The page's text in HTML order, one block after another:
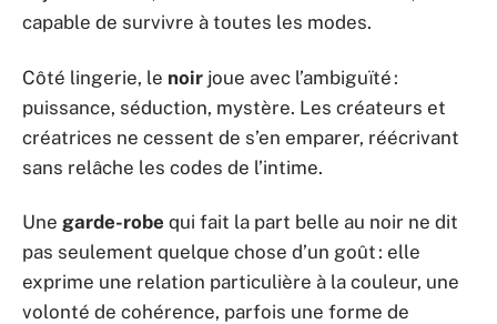
capable de survivre à toutes les modes.
Côté lingerie, le noir joue avec l’ambiguïté :
puissance, séduction, mystère. Les créateurs et
créatrices ne cessent de s’en emparer, réécrivant
sans relâche les codes de l’intime.
Une garde-robe qui fait la part belle au noir ne dit
pas seulement quelque chose d’un goût : elle
exprime une relation particulière à la couleur, une
volonté de cohérence, parfois une forme de